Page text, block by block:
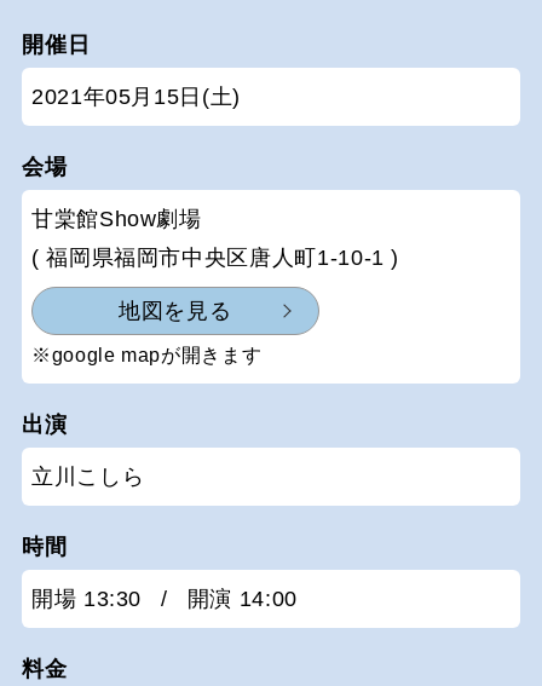
開催日
2021年05月15日(土)
会場
甘棠館Show劇場
( 福岡県福岡市中央区唐人町1-10-1 )
地図を見る
※google mapが開きます
出演
立川こしら
時間
開場 13:30 / 開演 14:00
料金